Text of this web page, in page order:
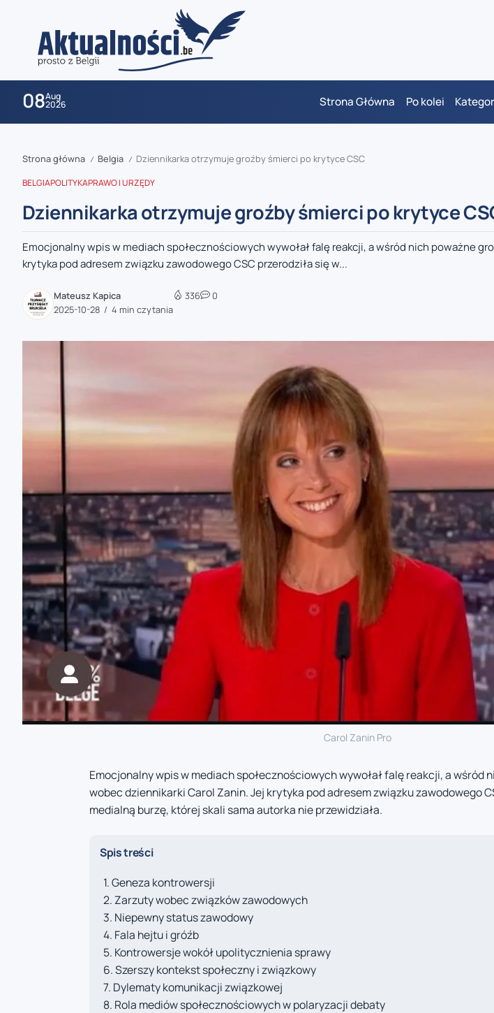
08Aug
2026 Strona Główna Po kolei
zaobserwuj nas
zaobserwuj nas
zaobserwuj nas
Strona główna / Belgia / Dziennikarka otrzymuje groźby śmierci po krytyce CSC
BELGIAPOLITYKAPRAWO I URZĘDY
Dziennikarka otrzymuje groźby śmierci po krytyce
Emocjonalny wpis w mediach społecznościowych wywołał falę reakcji, a wśród nich poważne
krytyka pod adresem związku zawodowego CSC przerodziła się w...
Mateusz Kapica
2025-10-28
4 min czytania
336 0
Carol Zanin Pro
Emocjonalny wpis w mediach społecznościowych wywołał falę reakcji, a wśród
wobec dziennikarki Carol Zanin. Jej krytyka pod adresem związku zawodowego
medialną burzę, której skali sama autorka nie przewidziała.
Spis treści
Geneza kontrowersji
Zarzuty wobec związków zawodowych
Niepewny status zawodowy
Fala hejtu i gróźb
Kontrowersje wokół upolitycznienia sprawy
Szerszy kontekst społeczny i związkowy
Dylematy komunikacji związkowej
Rola mediów społecznościowych w polaryzacji debaty